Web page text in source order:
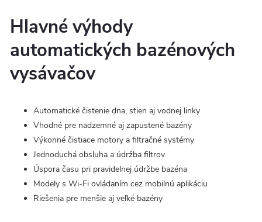
Hlavné výhody
automatických bazénových
vysávačov
Automatické čistenie dna, stien aj vodnej linky
Vhodné pre nadzemné aj zapustené bazény
Výkonné čistiace motory a filtračné systémy
Jednoduchá obsluha a údržba filtrov
Úspora času pri pravidelnej údržbe bazéna
Modely s Wi-Fi ovládaním cez mobilnú aplikáciu
Riešenia pre menšie aj veľké bazény